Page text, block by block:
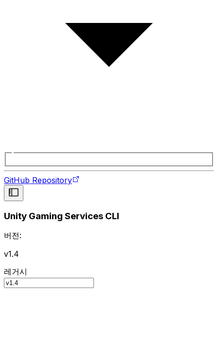
GitHub Repository
Unity Gaming Services CLI
버전:
v1.4
레거시